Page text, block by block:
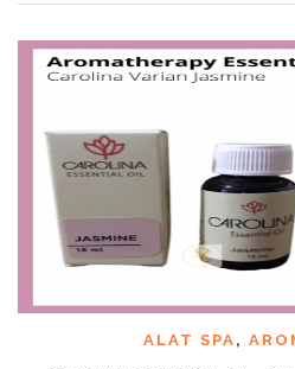
ALAT SPA ,